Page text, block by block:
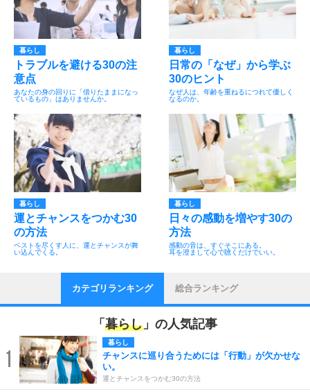
暮らし
トラブルを避ける30の注
意点
あなたの身の回りに「借りたままになっ
ているもの」はありませんか。
暮らし
日常の「なぜ」から学ぶ
30のヒント
なぜ人は、年齢を重ねるにつれて優しく
なるのか。
暮らし
運とチャンスをつかむ30
の方法
ベストを尽くす人に、運とチャンスが舞
い込んでくる。
暮らし
日々の感動を増やす30の
方法
感動の音は、すぐそこにある。
耳を澄まして心で聴くだけでいい。
カテゴリランキング 総合ランキング
「 暮らし 」の人気記事
1
暮らし
チャンスに巡り合うためには「行動」が欠かせな
い。
運とチャンスをつかむ30の方法